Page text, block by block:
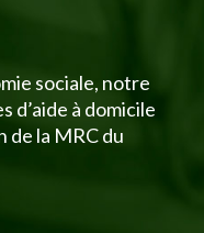
sociale, notre
d’aide à domicile
de la MRC du